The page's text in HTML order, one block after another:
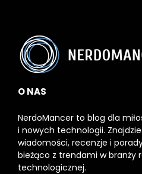
O NAS
NerdoMancer to blog dla
i nowych technologii.
wiadomości, recenzje i
bieżąco z trendami w branży
technologicznej.